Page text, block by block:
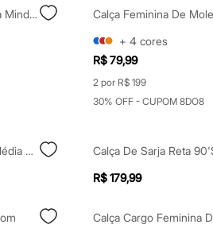
Calça Alfaiataria Cargo Cintura Alta Mindset Bege
+ 4 cores
R$ 79,99
2 por R$ 199
30% OFF - CUPOM 8DO8
Calça Jeans Reta Cargo Cintura Média Azul
R$ 179,99